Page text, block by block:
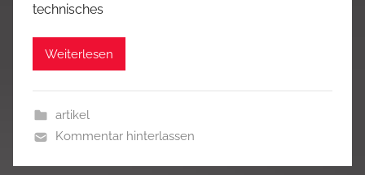
technisches
Weiterlesen
artikel
Kommentar hinterlassen